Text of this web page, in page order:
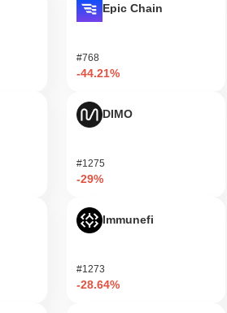
Epic Chain
#768
-44.21%
DIMO
#1275
-29%
Immunefi
#1273
-28.64%